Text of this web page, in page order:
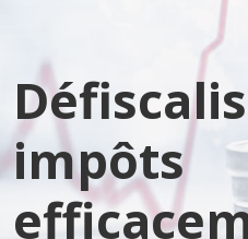
impôts